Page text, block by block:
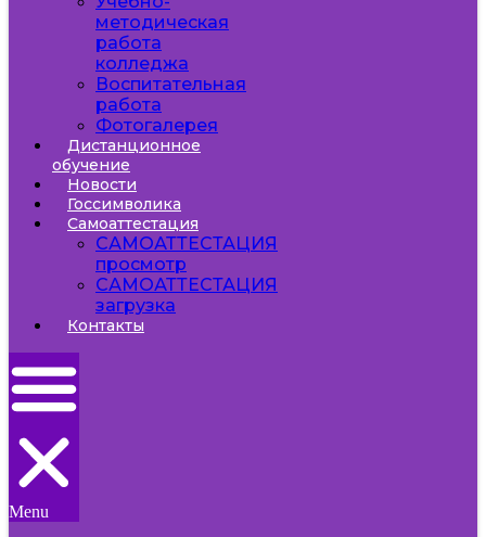
методическая
работа
колледжа
Воспитательная
работа
Фотогалерея
Дистанционное
обучение
Новости
Госсимволика
Самоаттестация
САМОАТТЕСТАЦИЯ
просмотр
САМОАТТЕСТАЦИЯ
загрузка
Контакты
Menu